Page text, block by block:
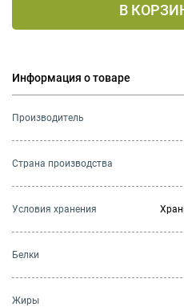
В
Информация о товаре
Производитель
Страна производства
Условия хранения
Белки
Жиры